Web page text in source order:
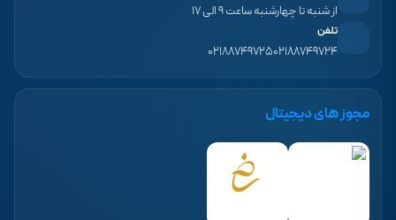
از شنبه تا چهارشنبه ساعت ۹ الی ۱۷
تلفن
۰۲۱۸۸۷۴۹۷۲۴۰۲۱۸۸۷۴۹۷۲۵
مجوز های دیجیتال